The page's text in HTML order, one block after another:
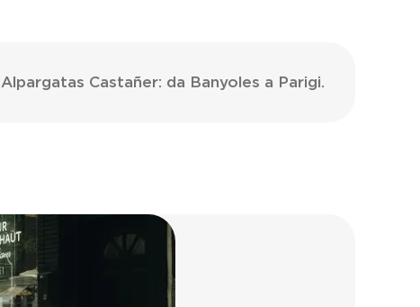
Alpargatas Castañer: da Banyoles a Parigi.